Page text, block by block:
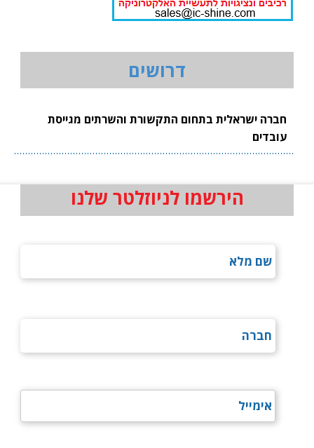
דרושים
חברה ישראלית בתחום התקשורת והשרתים מגייסת
עובדים
הירשמו לניוזלטר שלנו